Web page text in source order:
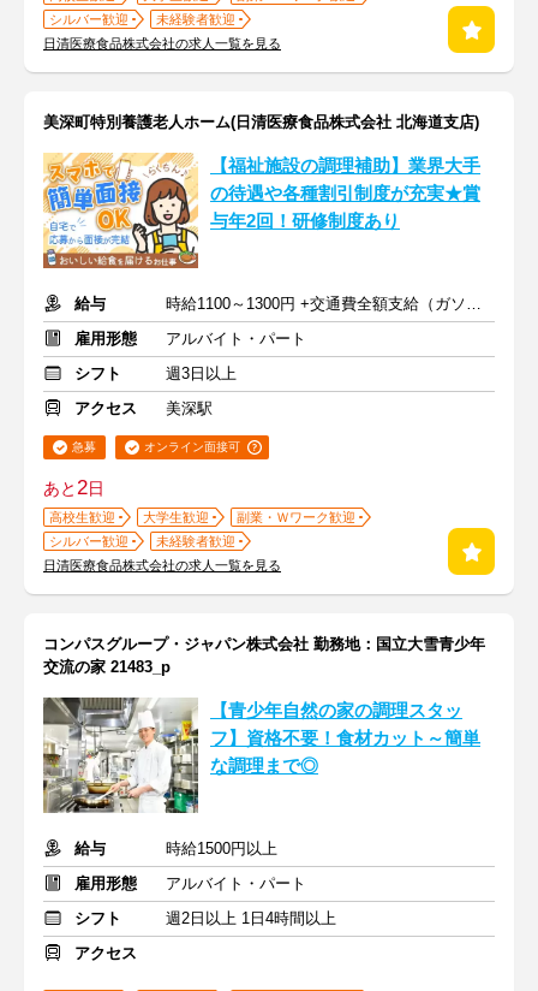
シルバー歓迎
未経験者歓迎
日清医療食品株式会社の求人一覧を見る
美深町特別養護老人ホーム(日清医療食品株式会社 北海道支店)
【福祉施設の調理補助】業界大手
の待遇や各種割引制度が充実★賞
与年2回！研修制度あり
給与
時給1100～1300円 +交通費全額支給（ガソリン代も支給）
雇用形態
アルバイト・パート
シフト
週3日以上
アクセス
美深駅
急募 オンライン面接可
あと2日
高校生歓迎 大学生歓迎
副業・Ｗワーク歓迎
シルバー歓迎
未経験者歓迎
日清医療食品株式会社の求人一覧を見る
コンパスグループ・ジャパン株式会社 勤務地：国立大雪青少年
交流の家 21483_p
【青少年自然の家の調理スタッ
フ】資格不要！食材カット～簡単
な調理まで◎
給与
時給1500円以上
雇用形態
アルバイト・パート
シフト
週2日以上 1日4時間以上
アクセス